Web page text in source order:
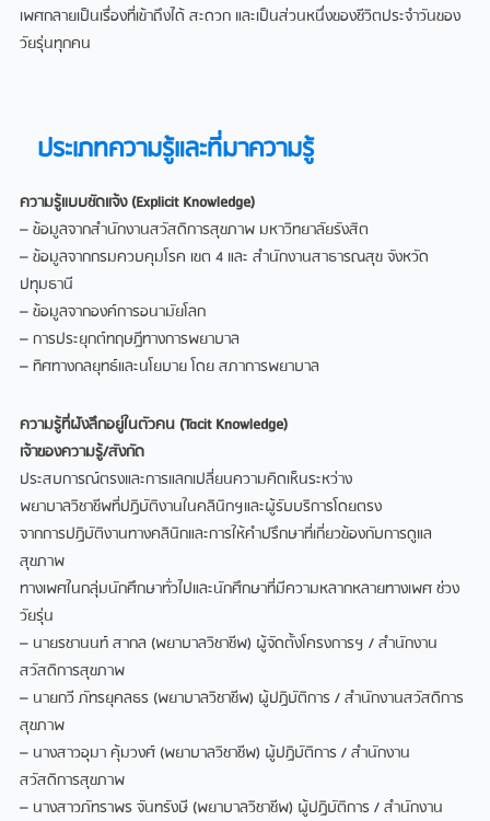
เพศกลายเป็นเรื่องที่เข้าถึงได้ สะดวก และเป็นส่วนหนึ่งของชีวิตประจำวันของ
วัยรุ่นทุกคน
ประเภทความรู้และที่มาความรู้
ความรู้แบบชัดแจ้ง (Explicit Knowledge)
– ข้อมูลจากสำนักงานสวัสดิการสุขภาพ มหาวิทยาลัยรังสิต
– ข้อมูลจากกรมควบคุมโรค เขต 4 และ สำนักงานสาธารณสุข จังหวัด
ปทุมธานี
– ข้อมูลจากองค์การอนามัยโลก
– การประยุกต์ทฤษฎีทางการพยาบาล
– ทิศทางกลยุทธ์และนโยบาย โดย สภาการพยาบาล
ความรู้ที่ฝังลึกอยู่ในตัวคน (Tacit Knowledge)
เจ้าของความรู้/สังกัด
ประสบการณ์ตรงและการแลกเปลี่ยนความคิดเห็นระหว่าง
พยาบาลวิชาชีพที่ปฏิบัติงานในคลินิกฯและผู้รับบริการโดยตรง
จากการปฏิบัติงานทางคลินิกและการให้คำปรึกษาที่เกี่ยวข้องกับการดูแล
สุขภาพ
ทางเพศในกลุ่มนักศึกษาทั่วไปและนักศึกษาที่มีความหลากหลายทางเพศ ช่วง
วัยรุ่น
– นายรชานนท์ สากล (พยาบาลวิชาชีพ) ผู้จัดตั้งโครงการฯ / สำนักงาน
สวัสดิการสุขภาพ
– นายกวี ภัทรยุคลธร (พยาบาลวิชาชีพ) ผู้ปฏิบัติการ / สำนักงานสวัสดิการ
สุขภาพ
– นางสาวอุมา คุ้มวงศ์ (พยาบาลวิชาชีพ) ผู้ปฏิบัติการ / สำนักงาน
สวัสดิการสุขภาพ
– นางสาวภัทราพร จันทรังษี (พยาบาลวิชาชีพ) ผู้ปฏิบัติการ / สำนักงาน